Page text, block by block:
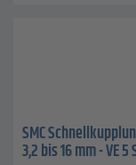
SMC
3,2 bis 16 mm - VE